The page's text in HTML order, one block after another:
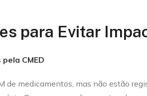
para Evitar
CMED
de medicamentos, mas não estão